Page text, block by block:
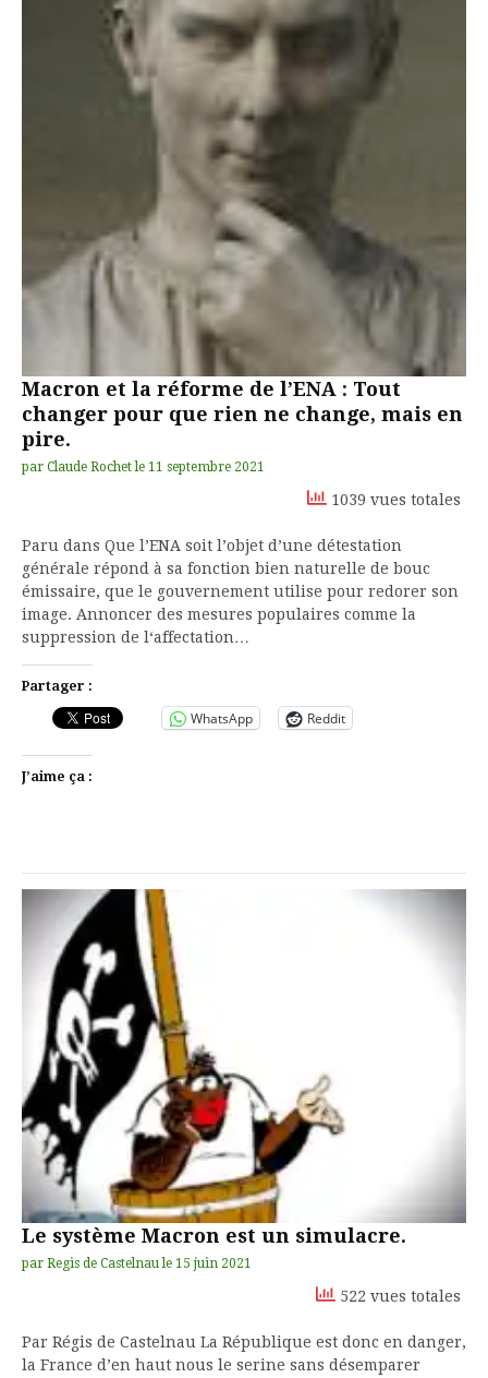
Macron et la réforme de l’ENA : Tout
changer pour que rien ne change, mais en
pire.
par Claude Rochet le 11 septembre 2021
1039 vues totales
Paru dans Que l’ENA soit l’objet d’une détestation
générale répond à sa fonction bien naturelle de bouc
émissaire, que le gouvernement utilise pour redorer son
image. Annoncer des mesures populaires comme la
suppression de l‘affectation…
Partager :
WhatsApp Reddit
J’aime ça :
Le système Macron est un simulacre.
par Regis de Castelnau le 15 juin 2021
522 vues totales
Par Régis de Castelnau La République est donc en danger,
la France d’en haut nous le serine sans désemparer